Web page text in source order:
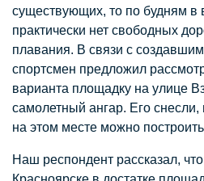
существующих, то по будням в
практически нет свободных
плавания. В связи с
спортсмен предложил
варианта площадку на улице
самолетный ангар. Его снесли,
на этом месте можно
Наш респондент рассказал,